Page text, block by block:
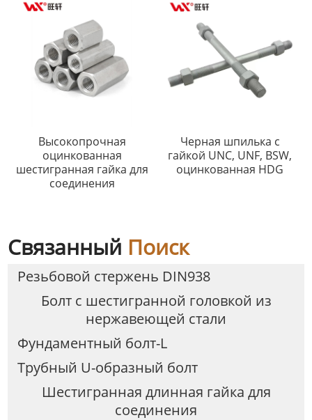
Высокопрочная
оцинкованная
шестигранная гайка для
соединения
Черная шпилька с
гайкой UNC, UNF, BSW,
оцинкованная HDG
Связанный Поиск
Резьбовой стержень DIN938
Болт с шестигранной головкой из
нержавеющей стали
Фундаментный болт-L
Трубный U-образный болт
Шестигранная длинная гайка для
соединения